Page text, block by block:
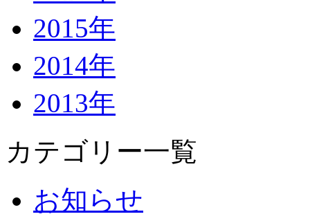
2015年
2014年
2013年
カテゴリー一覧
お知らせ